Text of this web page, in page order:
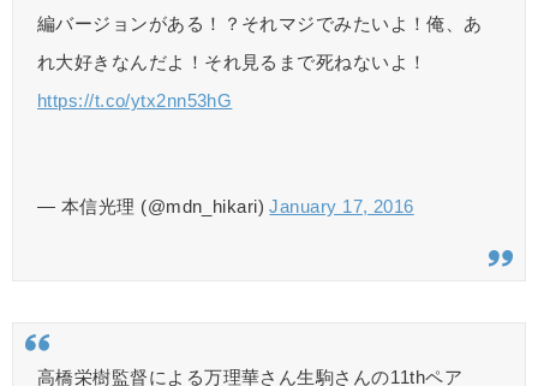
編バージョンがある！？それマジでみたいよ！俺、あ
れ大好きなんだよ！それ見るまで死ねないよ！
https://t.co/ytx2nn53hG
— 本信光理 (@mdn_hikari)January 17, 2016
高橋栄樹監督による万理華さん生駒さんの11thペア